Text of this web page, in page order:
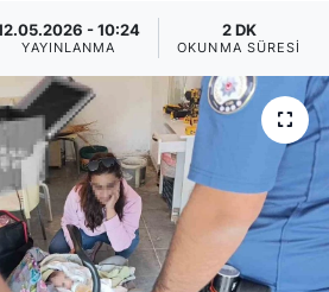
- 10:24
YAYINLANMA
2 DK
OKUNMA SÜRESI